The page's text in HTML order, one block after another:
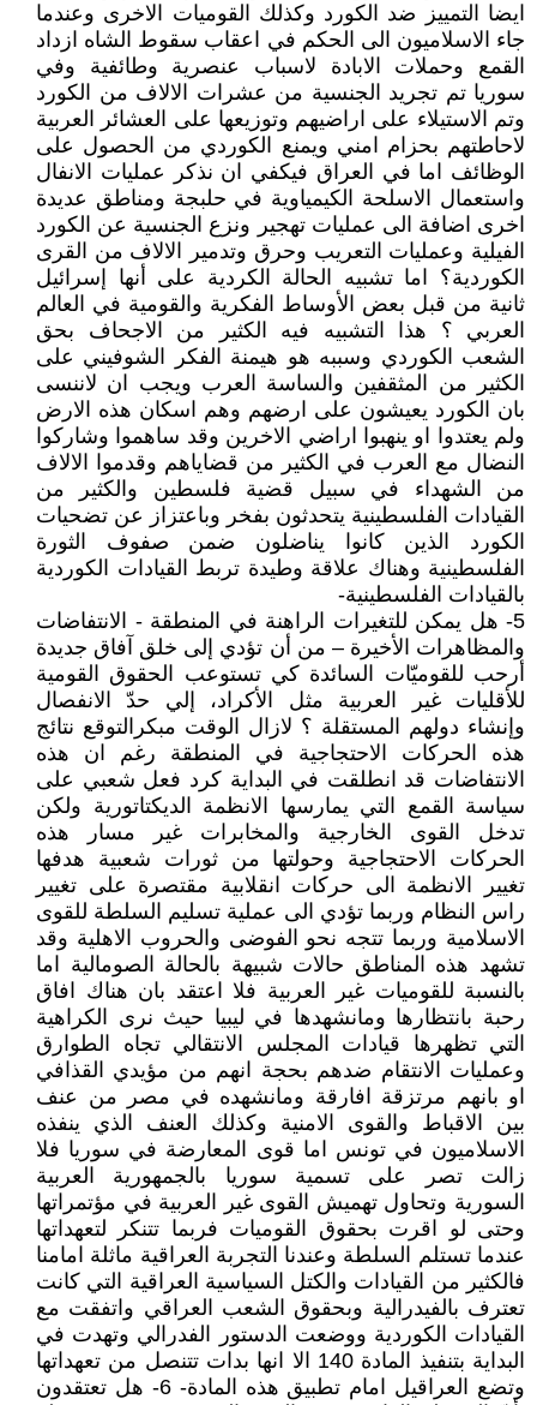
ايضا التمييز ضد الكورد وكذلك القوميات الاخرى وعندما
جاء الاسلاميون الى الحكم في اعقاب سقوط الشاه ازداد
القمع وحملات الابادة لاسباب عنصرية وطائفية وفي
سوريا تم تجريد الجنسية من عشرات الالاف من الكورد
وتم الاستيلاء على اراضيهم وتوزيعها على العشائر العربية
لاحاطتهم بحزام امني ويمنع الكوردي من الحصول على
الوظائف اما في العراق فيكفي ان نذكر عمليات الانفال
واستعمال الاسلحة الكيمياوية في حلبجة ومناطق عديدة
اخرى اضافة الى عمليات تهجير ونزع الجنسية عن الكورد
الفيلية وعمليات التعريب وحرق وتدمير الالاف من القرى
الكوردية؟ اما تشبيه الحالة الكردية على أنها إسرائيل
ثانية من قبل بعض الأوساط الفكرية والقومية في العالم
العربي ؟ هذا التشبيه فيه الكثير من الاجحاف بحق
الشعب الكوردي وسببه هو هيمنة الفكر الشوفيني على
الكثير من المثقفين والساسة العرب ويجب ان لاننسى
بان الكورد يعيشون على ارضهم وهم اسكان هذه الارض
ولم يعتدوا او ينهبوا اراضي الاخرين وقد ساهموا وشاركوا
النضال مع العرب في الكثير من قضاياهم وقدموا الالاف
من الشهداء في سبيل قضية فلسطين والكثير من
القيادات الفلسطينية يتحدثون بفخر وباعتزاز عن تضحيات
الكورد الذين كانوا يناضلون ضمن صفوف الثورة
الفلسطينية وهناك علاقة وطيدة تربط القيادات الكوردية
بالقيادات الفلسطينية-
5- هل يمكن للتغيرات الراهنة في المنطقة - الانتفاضات
والمظاهرات الأخيرة – من أن تؤدي إلى خلق آفاق جديدة
أرحب للقوميّات السائدة کي تستوعب الحقوق القومية
للأقليات غير العربية مثل الأكراد، إلي حدّ الانفصال
وإنشاء دولهم المستقلة ؟ لازال الوقت مبكرالتوقع نتائج
هذه الحركات الاحتجاجية في المنطقة رغم ان هذه
الانتفاضات قد انطلقت في البداية كرد فعل شعبي على
سياسة القمع التي يمارسها الانظمة الديكتاتورية ولكن
تدخل القوى الخارجية والمخابرات غير مسار هذه
الحركات الاحتجاجية وحولتها من ثورات شعبية هدفها
تغيير الانظمة الى حركات انقلابية مقتصرة على تغيير
راس النظام وربما تؤدي الى عملية تسليم السلطة للقوى
الاسلامية وربما تتجه نحو الفوضى والحروب الاهلية وقد
تشهد هذه المناطق حالات شبيهة بالحالة الصومالية اما
بالنسبة للقوميات غير العربية فلا اعتقد بان هناك افاق
رحبة بانتظارها ومانشهدها في ليبيا حيث نرى الكراهية
التي تظهرها قيادات المجلس الانتقالي تجاه الطوارق
وعمليات الانتقام ضدهم بحجة انهم من مؤيدي القذافي
او بانهم مرتزقة افارقة ومانشهده في مصر من عنف
بين الاقباط والقوى الامنية وكذلك العنف الذي ينفذه
الاسلاميون في تونس اما قوى المعارضة في سوريا فلا
زالت تصر على تسمية سوريا بالجمهورية العربية
السورية وتحاول تهميش القوى غير العربية في مؤتمراتها
وحتى لو اقرت بحقوق القوميات فربما تتنكر لتعهداتها
عندما تستلم السلطة وعندنا التجربة العراقية ماثلة امامنا
فالكثير من القيادات والكتل السياسية العراقية التي كانت
تعترف بالفيدرالية وبحقوق الشعب العراقي واتفقت مع
القيادات الكوردية ووضعت الدستور الفدرالي وتهدت في
البداية بتنفيذ المادة 140 الا انها بدات تتنصل من تعهداتها
وتضع العراقيل امام تطبيق هذه المادة- 6- هل تعتقدون